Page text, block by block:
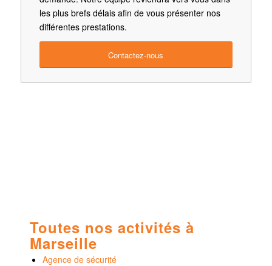
les plus brefs délais afin de vous présenter nos
différentes prestations.
Contactez-nous
Toutes nos activités à
Marseille
Agence de sécurité